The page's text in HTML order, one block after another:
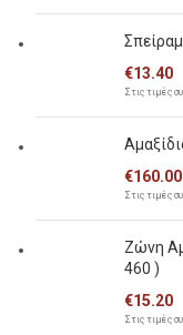
€13.40
Στις τιμές
€160.00
Στις τιμές
Ζώνη
460 )
€15.20
Στις τιμές